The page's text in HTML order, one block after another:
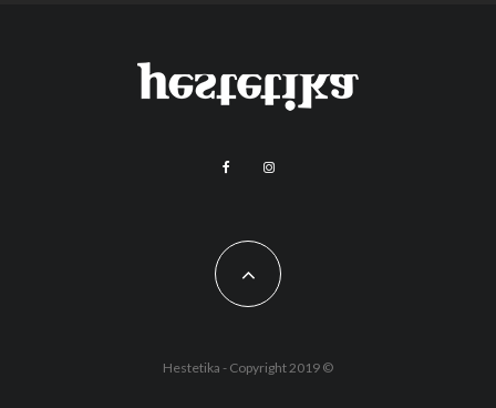
Hestetika - Copyright 2019 ©